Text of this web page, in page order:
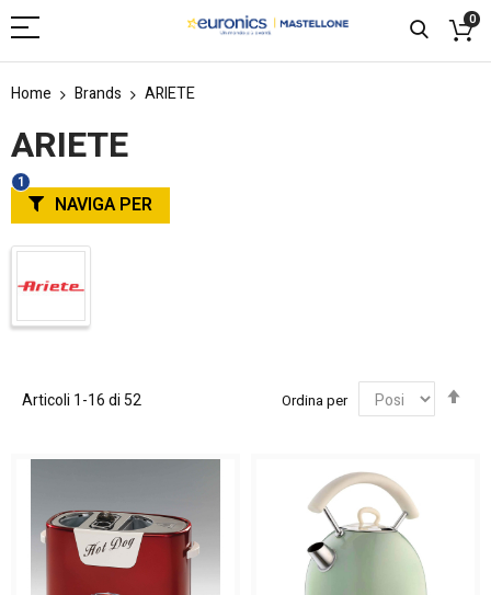
0
Home Brands ARIETE
ARIETE
Articoli 1-16di 52 Ordina per
NAVIGA PER